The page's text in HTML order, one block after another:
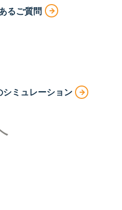
るご質問
シミュレーション